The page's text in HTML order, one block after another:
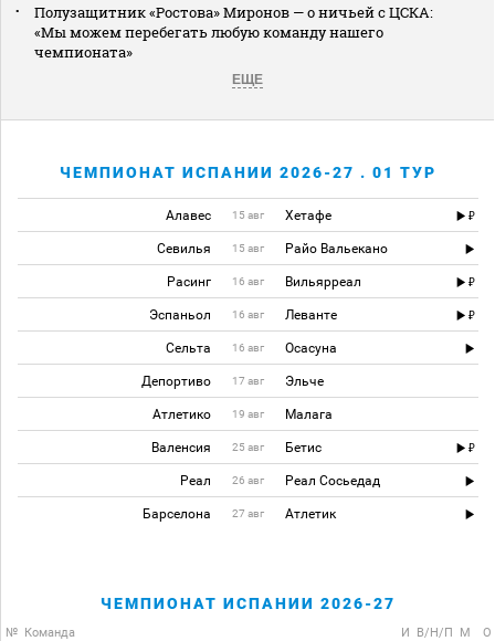
Полузащитник «Ростова» Миронов — о ничьей с ЦСКА:
«Мы можем перебегать любую команду нашего
чемпионата»
ЕЩЕ
ЧЕМПИОНАТ ИСПАНИИ 2026-27 . 01 ТУР
Алавес 15 авг Хетафе
Севилья 15 авг Райо Вальекано
Расинг 16 авг Вильярреал
Эспаньол 16 авг Леванте
Сельта 16 авг Осасуна
Депортиво 17 авг Эльче
Атлетико 19 авг Малага
Валенсия 25 авг Бетис
Реал 26 авг Реал Сосьедад
Барселона 27 авг Атлетик
ЧЕМПИОНАТ ИСПАНИИ 2026-27
№ Команда И В/Н/П М О